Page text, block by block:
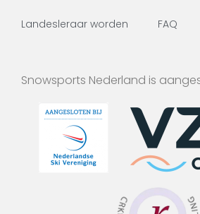
Landesleraar worden FAQ
Snowsports Nederland is